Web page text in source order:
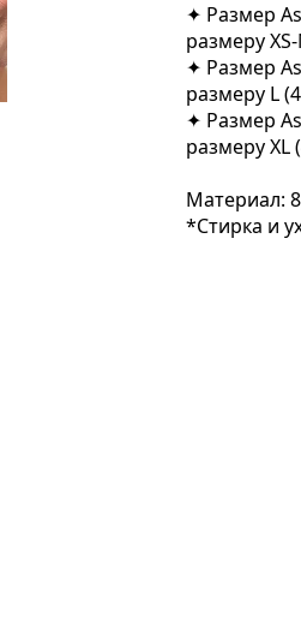
✦ Размер
размеру
✦ Размер
размеру L
✦ Размер
размеру XL
Материал:
*Стирка и